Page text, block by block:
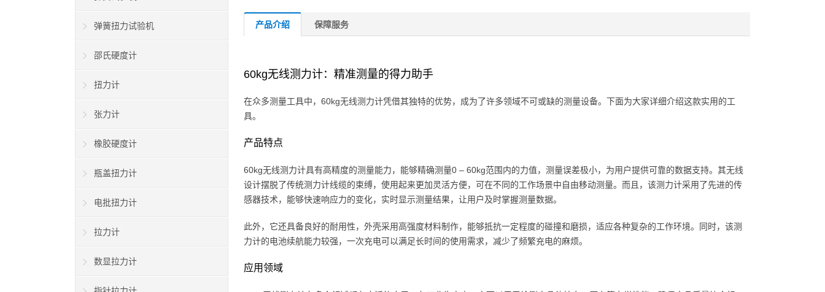
产品介绍 保障服务
60kg无线测力计：精准测量的得力助手
在众多测量工具中，60kg无线测力计凭借其独特的优势，成为了许多领域不可或缺的测量设备。下面为大家详细介绍这款实用的工
具。
产品特点
60kg无线测力计具有高精度的测量能力，能够精确测量0 – 60kg范围内的力值，测量误差极小，为用户提供可靠的数据支持。其无线
设计摆脱了传统测力计线缆的束缚，使用起来更加灵活方便，可在不同的工作场景中自由移动测量。而且，该测力计采用了先进的传
感器技术，能够快速响应力的变化，实时显示测量结果，让用户及时掌握测量数据。
此外，它还具备良好的耐用性，外壳采用高强度材料制作，能够抵抗一定程度的碰撞和磨损，适应各种复杂的工作环境。同时，该测
力计的电池续航能力较强，一次充电可以满足长时间的使用需求，减少了频繁充电的麻烦。
应用领域
弹簧扭力试验机
邵氏硬度计
扭力计
张力计
橡胶硬度计
瓶盖扭力计
电批扭力计
拉力计
数显拉力计